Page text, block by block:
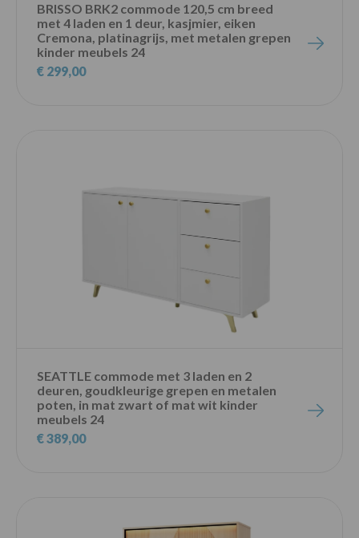
BRISSO BRK2 commode 120,5 cm breed
met 4 laden en 1 deur, kasjmier, eiken
Cremona, platinagrijs, met metalen grepen
kinder meubels 24
€ 299,00
SEATTLE commode met 3 laden en 2
deuren, goudkleurige grepen en metalen
poten, in mat zwart of mat wit kinder
meubels 24
€ 389,00